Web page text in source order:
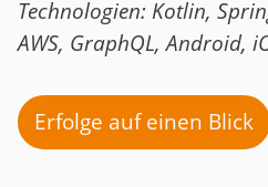
Technologien: Kotlin,
AWS, GraphQL, Android,
Erfolge auf einen Blick